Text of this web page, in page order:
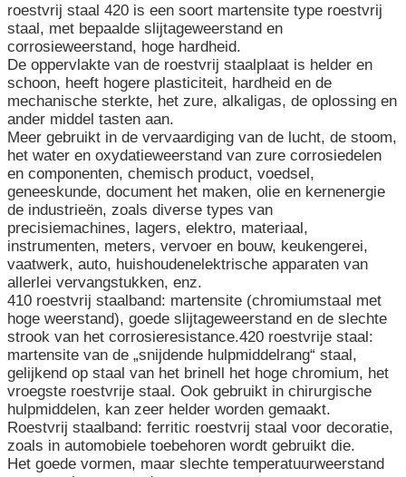
roestvrij staal 420 is een soort martensite type roestvrij
staal, met bepaalde slijtageweerstand en
corrosieweerstand, hoge hardheid.
De oppervlakte van de roestvrij staalplaat is helder en
schoon, heeft hogere plasticiteit, hardheid en de
mechanische sterkte, het zure, alkaligas, de oplossing en
ander middel tasten aan.
Meer gebruikt in de vervaardiging van de lucht, de stoom,
het water en oxydatieweerstand van zure corrosiedelen
en componenten, chemisch product, voedsel,
geneeskunde, document het maken, olie en kernenergie
de industrieën, zoals diverse types van
precisiemachines, lagers, elektro, materiaal,
instrumenten, meters, vervoer en bouw, keukengerei,
vaatwerk, auto, huishoudenelektrische apparaten van
allerlei vervangstukken, enz.
410 roestvrij staalband: martensite (chromiumstaal met
hoge weerstand), goede slijtageweerstand en de slechte
strook van het corrosieresistance.420 roestvrije staal:
martensite van de „snijdende hulpmiddelrang“ staal,
gelijkend op staal van het brinell het hoge chromium, het
vroegste roestvrije staal. Ook gebruikt in chirurgische
hulpmiddelen, kan zeer helder worden gemaakt.
Roestvrij staalband: ferritic roestvrij staal voor decoratie,
zoals in automobiele toebehoren wordt gebruikt die.
Het goede vormen, maar slechte temperatuurweerstand